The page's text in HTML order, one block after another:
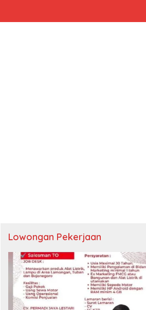
Lowongan Pekerjaan